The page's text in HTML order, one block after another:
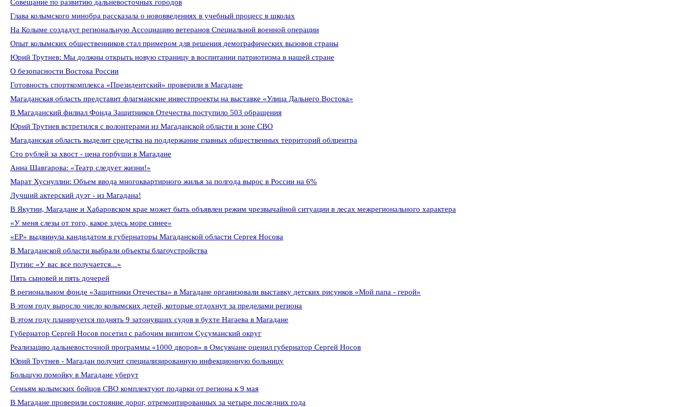
Совещание по развитию дальневосточных городов
Глава колымского минобра рассказала о нововведениях в учебный процесс в школах
На Колыме создадут региональную Ассоциацию ветеранов Специальной военной операции
Опыт колымских общественников стал примером для решения демографических вызовов страны
Юрий Трутнев: Мы должны открыть новую страницу в воспитании патриотизма в нашей стране
О безопасности Востока России
Готовность спорткомплекса «Президентский» проверили в Магадане
Магаданская область представит флагманские инвестпроекты на выставке «Улица Дальнего Востока»
В Магаданский филиал Фонда Защитников Отечества поступило 503 обращения
Юрий Трутнев встретился с волонтерами из Магаданской области в зоне СВО
Магаданская область выделит средства на поддержание главных общественных территорий облцентра
Сто рублей за хвост - цена горбуши в Магадане
Анна Шавгарова: «Театр следует жизни!»
Марат Хуснуллин: Объем ввода многоквартирного жилья за полгода вырос в России на 6%
Лучший актерский дуэт - из Магадана!
В Якутии, Магадане и Хабаровском крае может быть объявлен режим чрезвычайной ситуации в лесах межрегионального характера
«У меня слезы от того, какое здесь море синее»
«ЕР» выдвинула кандидатом в губернаторы Магаданской области Сергея Носова
В Магаданской области выбрали объекты благоустройства
Путин: «У вас все получается...»
Пять сыновей и пять дочерей
В региональном фонде «Защитники Отечества» в Магадане организовали выставку детских рисунков «Мой папа - герой»
В этом году выросло число колымских детей, которые отдохнут за пределами региона
В этом году планируется поднять 9 затонувших судов в бухте Нагаева в Магадане
Губернатор Сергей Носов посетил с рабочим визитом Сусуманский округ
Реализацию дальневосточной программы «1000 дворов» в Омсукчане оценил губернатор Сергей Носов
Юрий Трутнев - Магадан получит специализированную инфекционную больницу
Большую помойку в Магадане уберут
Семьям колымских бойцов СВО комплектуют подарки от региона к 9 мая
В Магадане проверили состояние дорог, отремонтированных за четыре последних года